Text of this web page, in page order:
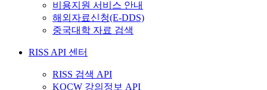
비용지원 서비스 안내
해외자료신청(E-DDS)
중국대학 자료 검색
RISS API 센터
RISS 검색 API
KOCW 강의정보 API